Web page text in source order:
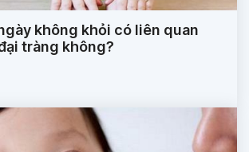
không khỏi có liên quan
tràng không?